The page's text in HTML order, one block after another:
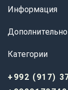
Информация
Дополнительно
Категории
+992 (917)